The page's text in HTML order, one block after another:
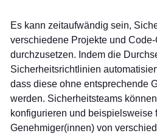
Es kann zeitaufwändig sein,
verschiedene Projekte und Code-
durchzusetzen. Indem die
Sicherheitsrichtlinien
dass diese ohne entsprechende
werden. Sicherheitsteams können
konfigurieren und beispielsweise
Genehmiger(innen) von